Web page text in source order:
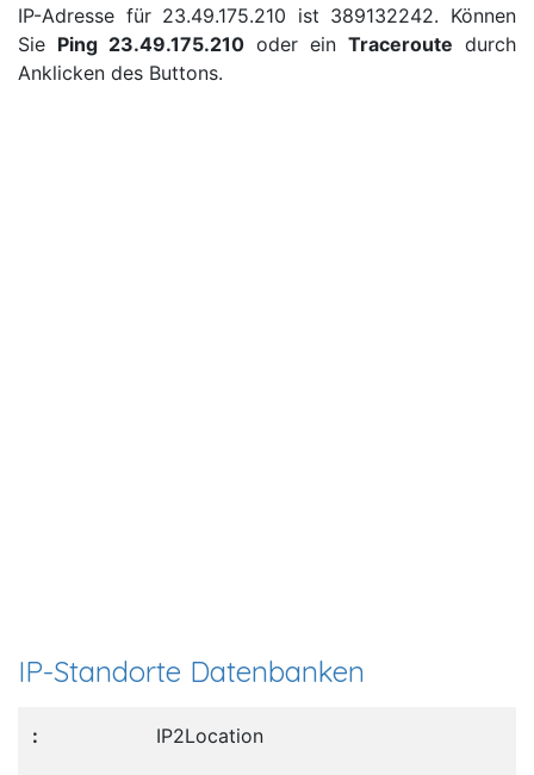
IP-Adresse für 23.49.175.210 ist 389132242. Können
Sie Ping 23.49.175.210 oder ein Traceroute durch
Anklicken des Buttons.
IP-Standorte Datenbanken
IP2Location